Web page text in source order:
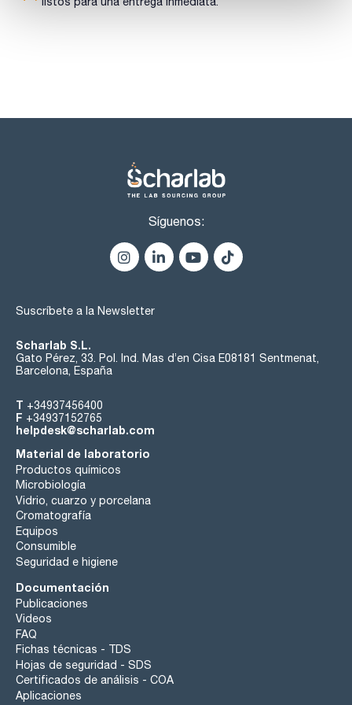
Síguenos:
Suscríbete a la Newsletter
Scharlab S.L.
Gato Pérez, 33. Pol. Ind. Mas d’en Cisa E08181 Sentmenat,
Barcelona, España
T +34937456400
F +34937152765
helpdesk@scharlab.com
Material de laboratorio
Productos químicos
Microbiología
Vidrio, cuarzo y porcelana
Cromatografía
Equipos
Consumible
Seguridad e higiene
Documentación
Publicaciones
Videos
FAQ
Fichas técnicas - TDS
Hojas de seguridad - SDS
Certificados de análisis - COA
Aplicaciones